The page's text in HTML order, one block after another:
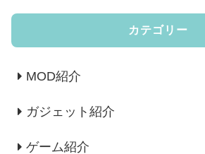
カテゴリー
MOD紹介
ガジェット紹介
ゲーム紹介